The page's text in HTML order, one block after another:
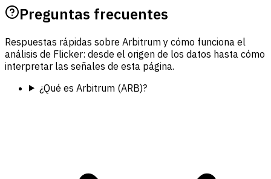
Preguntas frecuentes
Respuestas rápidas sobre Arbitrum y cómo funciona el
análisis de Flicker: desde el origen de los datos hasta cómo
interpretar las señales de esta página.
¿Qué es Arbitrum (ARB)?